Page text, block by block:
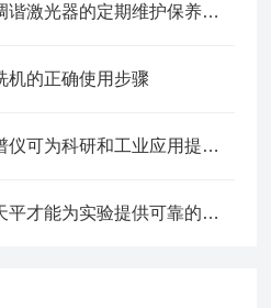
一文与您分享半导体可调谐激光器的定期维护保养方法
机的正确使用步骤
定期维护微分电化学质谱仪可为科研和工业应用提供可靠支持
正确操作赛多利斯电子天平才能为实验提供可靠的数据支持